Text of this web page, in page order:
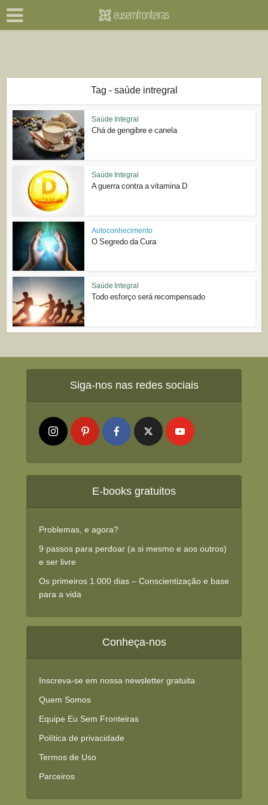
Tag - saúde intregral
Saúde Integral
Chá de gengibre e canela
Saúde Integral
A guerra contra a vitamina D
Autoconhecimento
O Segredo da Cura
Saúde Integral
Todo esforço será recompensado
Siga-nos nas redes sociais
E-books gratuitos
Problemas, e agora?
9 passos para perdoar (a si mesmo e aos outros)
e ser livre
Os primeiros 1.000 dias – Conscientização e base
para a vida
Conheça-nos
Inscreva-se em nossa newsletter gratuita
Quem Somos
Equipe Eu Sem Fronteiras
Política de privacidade
Termos de Uso
Parceiros